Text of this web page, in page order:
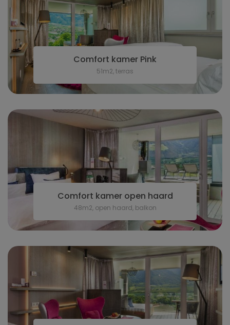
Comfort kamer Pink
51m2, terras
Comfort kamer open haard
48m2, open haard, balkon